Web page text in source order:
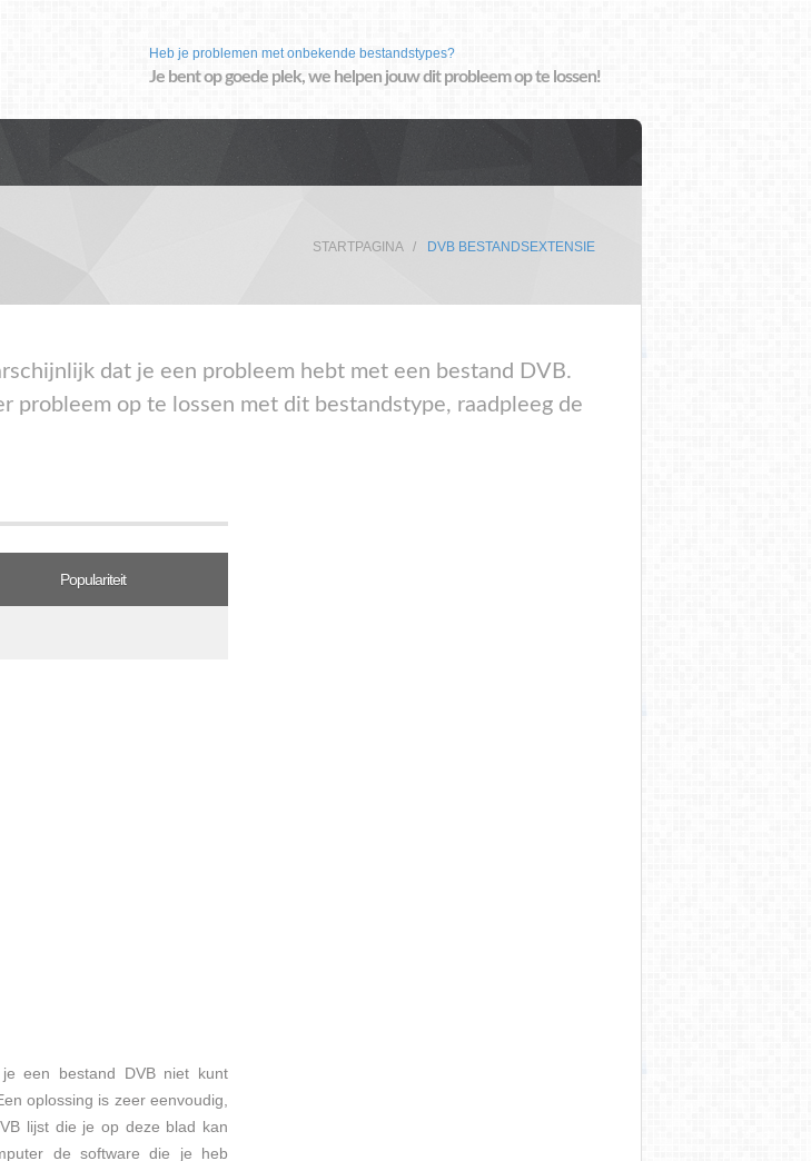
Heb je problemen met onbekende bestandstypes?
Je bent op goede plek, we helpen jouw dit probleem op te lossen!
STARTPAGINA DVB BESTANDSEXTENSIE
dat je een probleem hebt met een bestand DVB.
op te lossen met dit bestandstype, raadpleeg de
Populariteit
een bestand DVB niet kunt
oplossing is zeer eenvoudig,
lijst die je op deze blad kan
de software die je heb